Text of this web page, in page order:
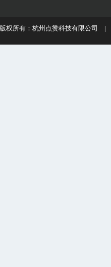
版权所有：杭州点赞科技有限公司